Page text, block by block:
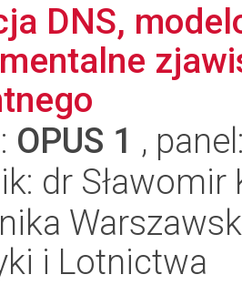
DNS,
OPUS 1 ,
dr Sławomir
i Lotnictwa